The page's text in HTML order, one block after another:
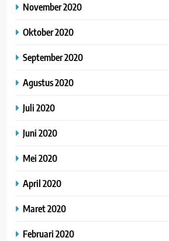
November 2020
Oktober 2020
September 2020
Agustus 2020
Juli 2020
Juni 2020
Mei 2020
April 2020
Maret 2020
Februari 2020